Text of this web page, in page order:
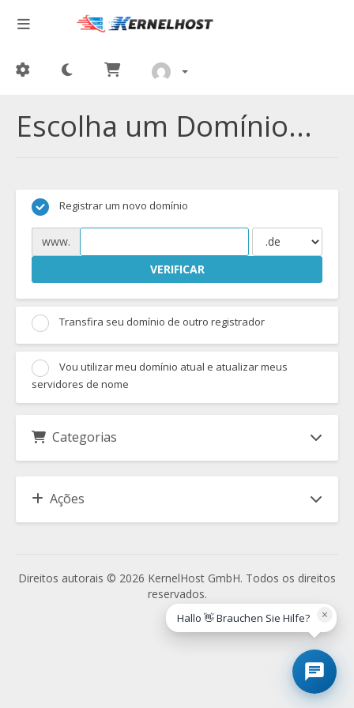
Escolha um Domínio...
Registrar um novo domínio
www.
VERIFICAR
Transfira seu domínio de outro registrador
Vou utilizar meu domínio atual e atualizar meus
servidores de nome
Categorias
Ações
Direitos autorais © 2026 KernelHost GmbH. Todos os direitos
reservados.
×
Hallo 👋 Brauchen Sie Hilfe?